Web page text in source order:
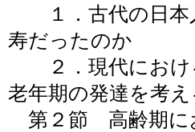
１．古代の日本
寿だったのか
２．現代におけ
老年期の発達を考
第２節 高齢期に